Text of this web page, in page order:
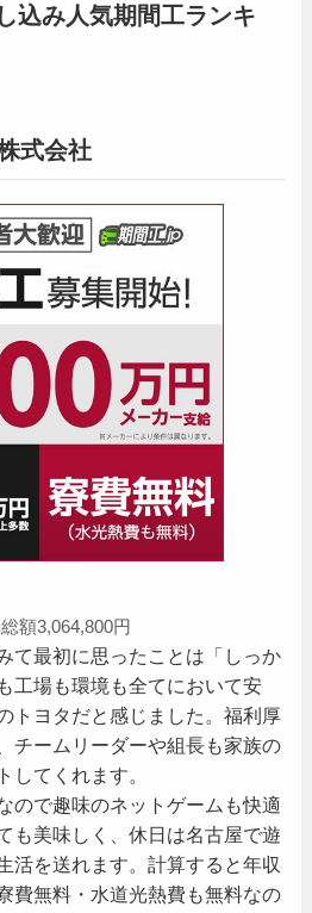
込み人気期間工ランキ
式会社
額3,064,800円
て最初に思ったことは「しっか
工場も環境も全てにおいて安
トヨタだと感じました。福利厚
チームリーダーや組長も家族の
してくれます。
ので趣味のネットゲームも快適
も美味しく、休日は名古屋で遊
活を送れます。計算すると年収
費無料・水道光熱費も無料なの